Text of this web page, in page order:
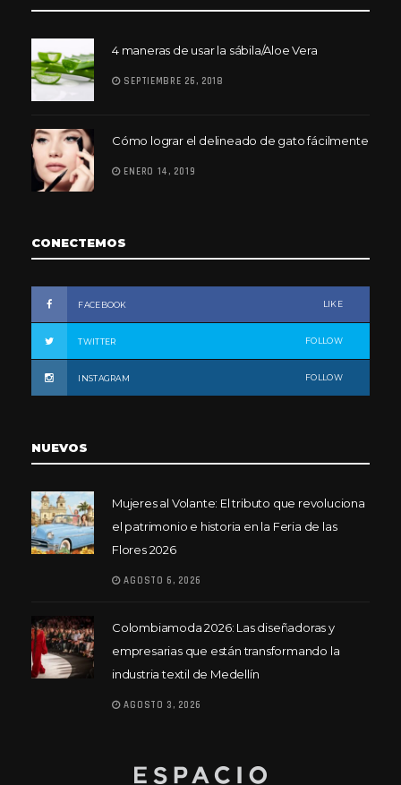
4 maneras de usar la sábila/Aloe Vera
SEPTIEMBRE 26, 2018
Cómo lograr el delineado de gato fácilmente
ENERO 14, 2019
CONECTEMOS
FACEBOOK LIKE
TWITTER FOLLOW
INSTAGRAM FOLLOW
NUEVOS
Mujeres al Volante: El tributo que revoluciona
el patrimonio e historia en la Feria de las
Flores 2026
AGOSTO 6, 2026
Colombiamoda 2026: Las diseñadoras y
empresarias que están transformando la
industria textil de Medellín
AGOSTO 3, 2026